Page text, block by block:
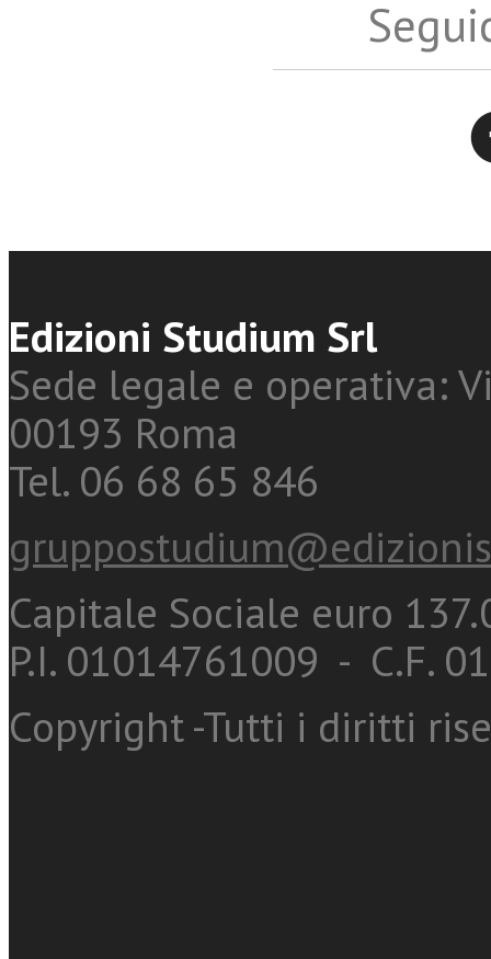
Edizioni Studium Srl
Sede legale e operativa:
00193 Roma
Tel. 06 68 65 846
Capitale Sociale euro
P.I. 01014761009 - C.F.
Copyright -Tutti i diritti